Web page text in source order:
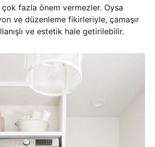
fazla önem vermezler. Oysa
ve düzenleme fikirleriyle, çamaşır
ve estetik hale getirilebilir.